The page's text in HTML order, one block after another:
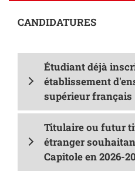
CANDIDATURES
Étudiant déjà
établissement
supérieur français
Titulaire ou futur
étranger
Capitole en 2026-